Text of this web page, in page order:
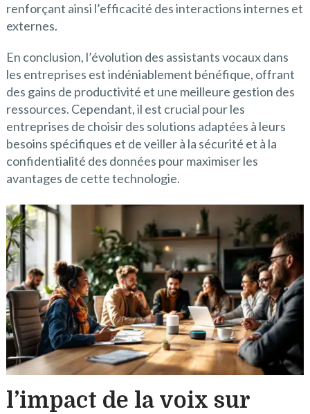
renforçant ainsi l’efficacité des interactions internes et
externes.
En conclusion, l’évolution des assistants vocaux dans
les entreprises est indéniablement bénéfique, offrant
des gains de productivité et une meilleure gestion des
ressources. Cependant, il est crucial pour les
entreprises de choisir des solutions adaptées à leurs
besoins spécifiques et de veiller à la sécurité et à la
confidentialité des données pour maximiser les
avantages de cette technologie.
l’impact de la voix sur